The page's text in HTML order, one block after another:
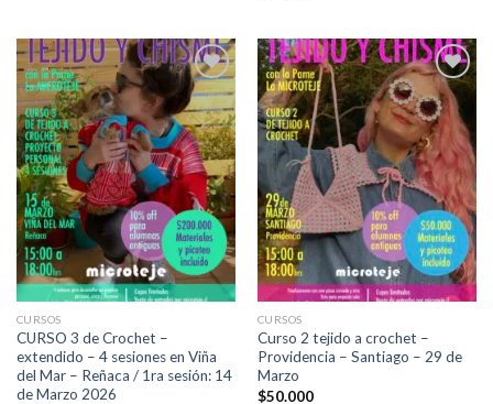
Añadir
a la
lista de
deseos
CURSOS
CURSO 3 de Crochet –
extendido – 4 sesiones en Viña
del Mar – Reñaca / 1ra sesión: 14
de Marzo 2026
Añadir
a la
lista de
deseos
CURSOS
Curso 2 tejido a crochet –
Providencia – Santiago – 29 de
Marzo
$50.000